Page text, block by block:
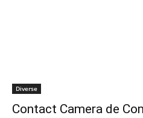
Diverse
Contact Camera de